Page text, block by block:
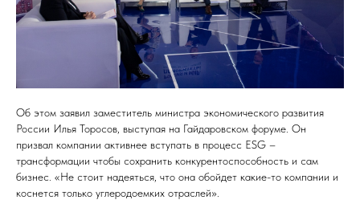
Об этом заявил заместитель министра экономического развития
России Илья Торосов, выступая на Гайдаровском форуме. Он
призвал компании активнее вступать в процесс ESG –
трансформации чтобы сохранить конкурентоспособность и сам
бизнес. «Не стоит надеяться, что она обойдет какие-то компании и
коснется только углеродоемких отраслей».